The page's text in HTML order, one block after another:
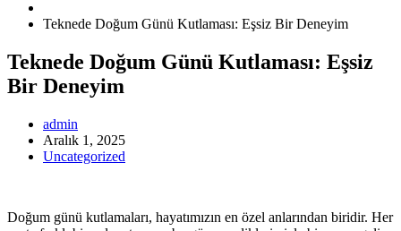
Teknede Doğum Günü Kutlaması: Eşsiz Bir Deneyim
Teknede Doğum Günü Kutlaması: Eşsiz
Bir Deneyim
admin
Aralık 1, 2025
Uncategorized
Doğum günü kutlamaları, hayatımızın en özel anlarından biridir. Her